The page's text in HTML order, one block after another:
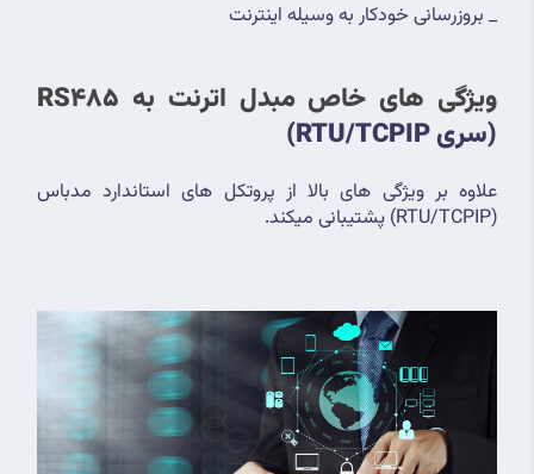
_ بروزرسانی خودکار به وسیله اینترنت
ویژگی های خاص مبدل اترنت به RS485
(سری RTU/TCPIP)
(RTU/TCPIP) پشتیبانی میکند.